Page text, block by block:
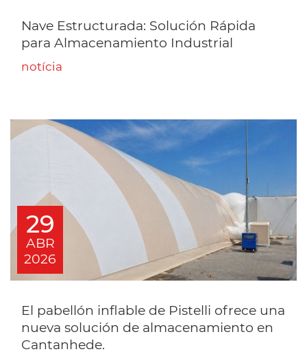
Nave Estructurada: Solución Rápida
para Almacenamiento Industrial
notícia
29
ABR
2026
El pabellón inflable de Pistelli ofrece una
nueva solución de almacenamiento en
Cantanhede.